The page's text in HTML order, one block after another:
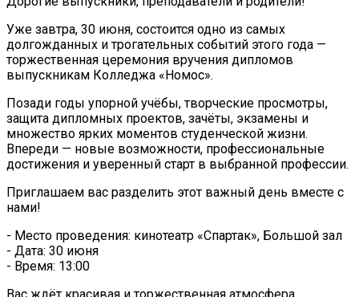
Уже завтра, 30 июня, состоится одно из самых
долгожданных и трогательных событий этого года —
торжественная церемония вручения дипломов
выпускникам Колледжа «Номос».
Позади годы упорной учёбы, творческие просмотры,
защита дипломных проектов, зачёты, экзамены и
множество ярких моментов студенческой жизни.
Впереди — новые возможности, профессиональные
достижения и уверенный старт в выбранной профессии.
Приглашаем вас разделить этот важный день вместе с
нами!
- Место проведения: кинотеатр «Спартак», Большой зал
- Дата: 30 июня
- Время: 13:00
Вас ждёт красивая и торжественная атмосфера,